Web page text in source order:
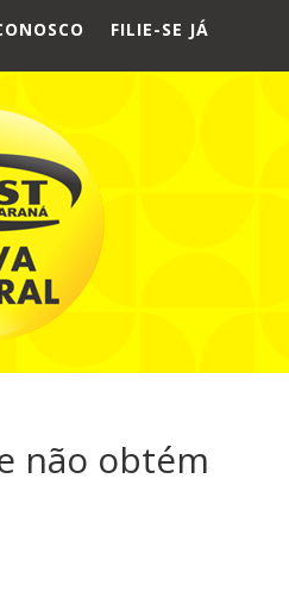
FILIE-SE JÁ
não obtém